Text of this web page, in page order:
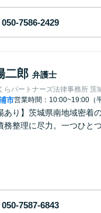
二郎 弁護士
らパートナーズ法律事務所 茨
市営業時間：10:00~19:00（
あり】茨城県南地域密
務整理に尽力。一つひと